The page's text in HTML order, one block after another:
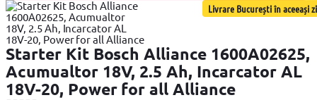
Livrare București în aceeași zi
Starter Kit Bosch Alliance 1600A02625,
Acumualtor 18V, 2.5 Ah, Incarcator AL
18V-20, Power for all Alliance